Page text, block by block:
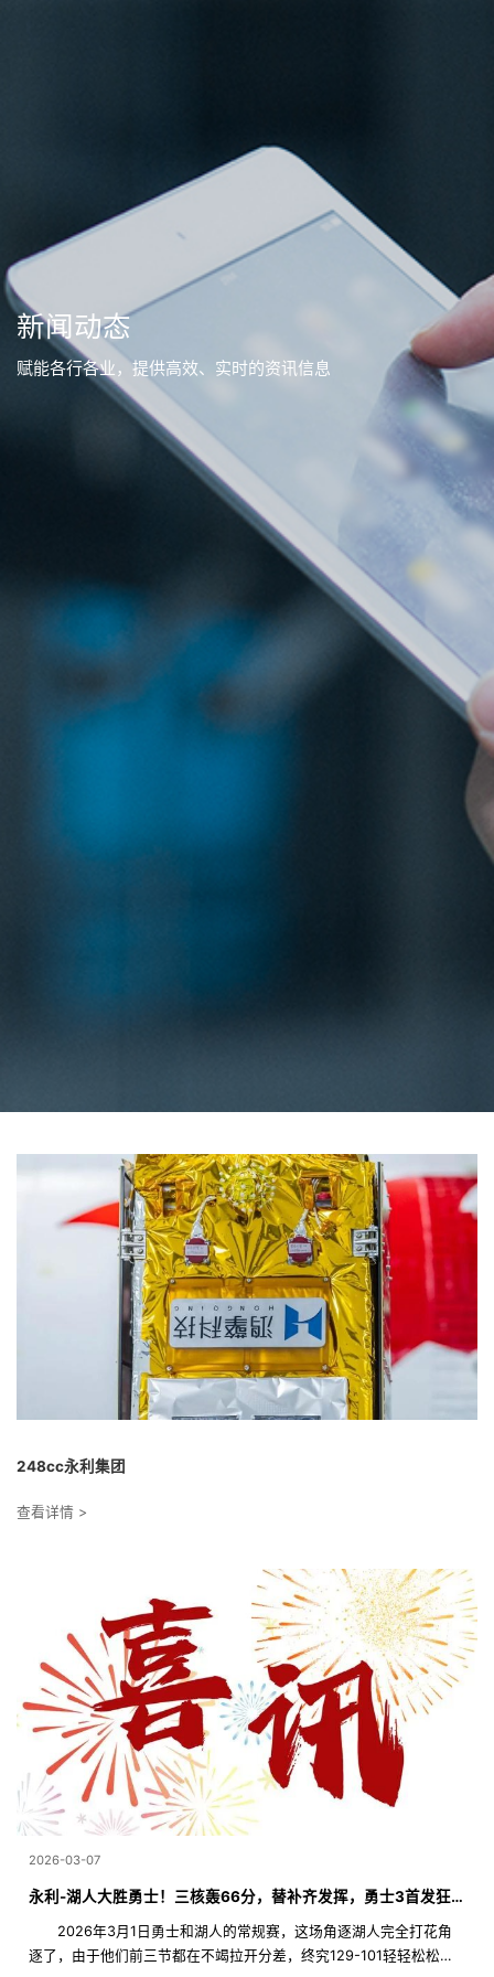
新闻动态
赋能各行各业，提供高效、实时的资讯信息
248cc永利集团
查看详情 >
2026-03-07
永利-湖人大胜勇士！三核轰66分，替补齐发挥，勇士3首发狂铁！
2026年3月1日勇士和湖人的常规赛，这场角逐湖人完全打花角
逐了，由于他们前三节都在不竭拉开分差，终究129-101轻轻松松完